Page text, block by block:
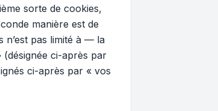
sorte de cookies,
manière est de
pas limité à — la
(désignée ci-après par
ci-après par « vos